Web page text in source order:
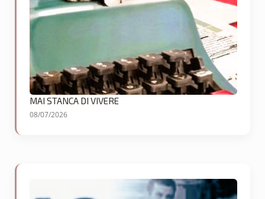
MAI STANCA DI VIVERE
08/07/2026